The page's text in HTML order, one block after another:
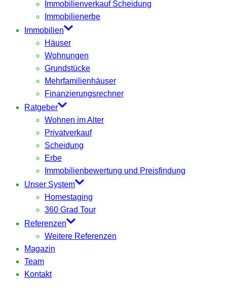
Immobilienverkauf Scheidung
Immobilienerbe
Immobilien
Häuser
Wohnungen
Grundstücke
Mehrfamilienhäuser
Finanzierungsrechner
Ratgeber
Wohnen im Alter
Privatverkauf
Scheidung
Erbe
Immobilienbewertung und Preisfindung
Unser System
Homestaging
360 Grad Tour
Referenzen
Weitere Referenzen
Magazin
Team
Kontakt